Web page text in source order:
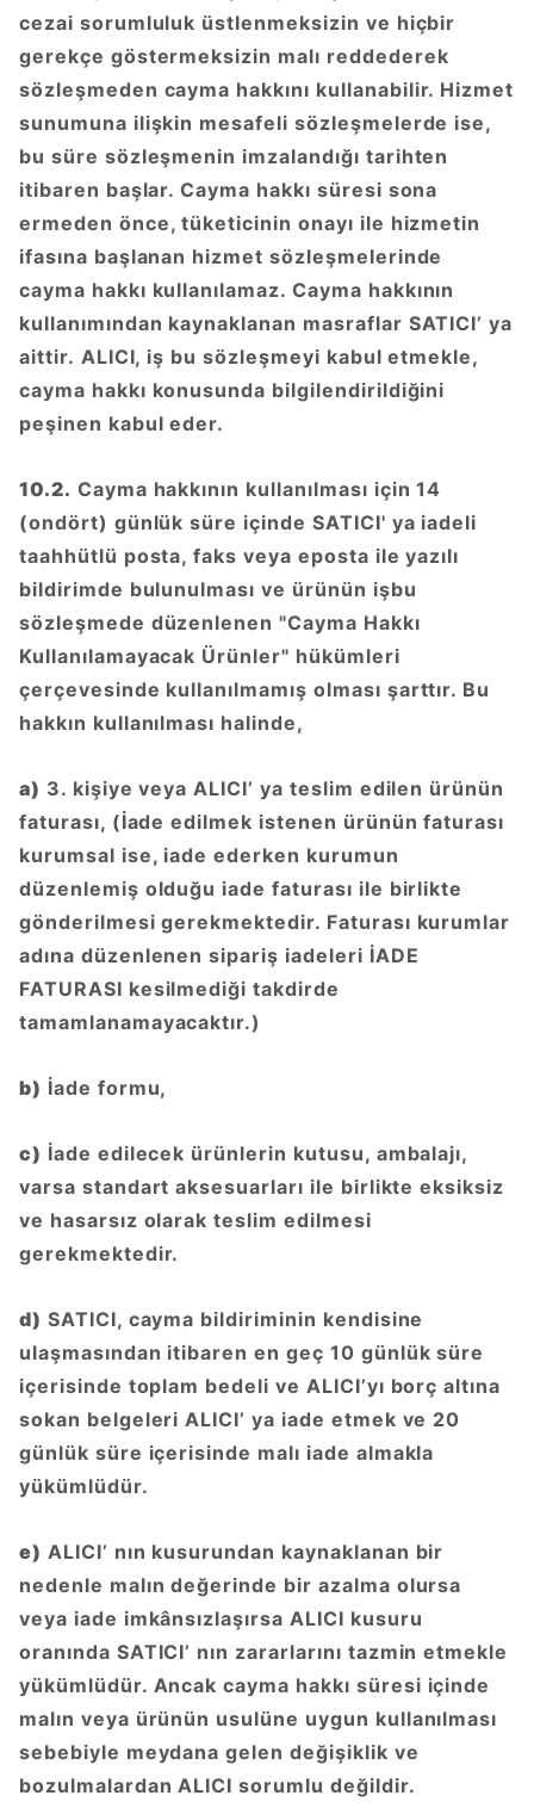
cezai sorumluluk üstlenmeksizin ve hiçbir
gerekçe göstermeksizin malı reddederek
sözleşmeden cayma hakkını kullanabilir. Hizmet
sunumuna ilişkin mesafeli sözleşmelerde ise,
bu süre sözleşmenin imzalandığı tarihten
itibaren başlar. Cayma hakkı süresi sona
ermeden önce, tüketicinin onayı ile hizmetin
ifasına başlanan hizmet sözleşmelerinde
cayma hakkı kullanılamaz. Cayma hakkının
kullanımından kaynaklanan masraflar SATICI’ ya
aittir. ALICI, iş bu sözleşmeyi kabul etmekle,
cayma hakkı konusunda bilgilendirildiğini
peşinen kabul eder.
10.2. Cayma hakkının kullanılması için 14
(ondört) günlük süre içinde SATICI' ya iadeli
taahhütlü posta, faks veya eposta ile yazılı
bildirimde bulunulması ve ürünün işbu
sözleşmede düzenlenen "Cayma Hakkı
Kullanılamayacak Ürünler" hükümleri
çerçevesinde kullanılmamış olması şarttır. Bu
hakkın kullanılması halinde,
a) 3. kişiye veya ALICI’ ya teslim edilen ürünün
faturası, (İade edilmek istenen ürünün faturası
kurumsal ise, iade ederken kurumun
düzenlemiş olduğu iade faturası ile birlikte
gönderilmesi gerekmektedir. Faturası kurumlar
adına düzenlenen sipariş iadeleri İADE
FATURASI kesilmediği takdirde
tamamlanamayacaktır.)
b) İade formu,
c) İade edilecek ürünlerin kutusu, ambalajı,
varsa standart aksesuarları ile birlikte eksiksiz
ve hasarsız olarak teslim edilmesi
gerekmektedir.
d) SATICI, cayma bildiriminin kendisine
ulaşmasından itibaren en geç 10 günlük süre
içerisinde toplam bedeli ve ALICI’yı borç altına
sokan belgeleri ALICI’ ya iade etmek ve 20
günlük süre içerisinde malı iade almakla
yükümlüdür.
e) ALICI’ nın kusurundan kaynaklanan bir
nedenle malın değerinde bir azalma olursa
veya iade imkânsızlaşırsa ALICI kusuru
oranında SATICI’ nın zararlarını tazmin etmekle
yükümlüdür. Ancak cayma hakkı süresi içinde
malın veya ürünün usulüne uygun kullanılması
sebebiyle meydana gelen değişiklik ve
bozulmalardan ALICI sorumlu değildir.